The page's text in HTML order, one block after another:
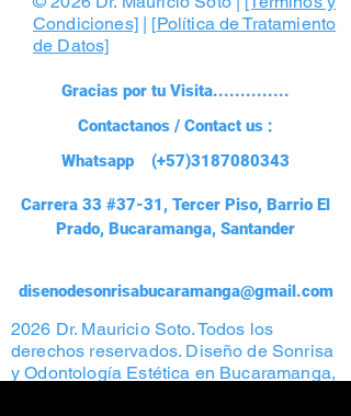
Condiciones]| [Política de Tratamiento
de Datos]
Gracias por tu Visita..............
Contactanos / Contact us :
Whatsapp (+57)3187080343
Carrera 33 #37-31, Tercer Piso, Barrio El
Prado, Bucaramanga, Santander
disenodesonrisabucaramanga@gmail.com
2026 Dr. Mauricio Soto. Todos los
derechos reservados. Diseño de Sonrisa
y Odontología Estética en Bucaramanga,